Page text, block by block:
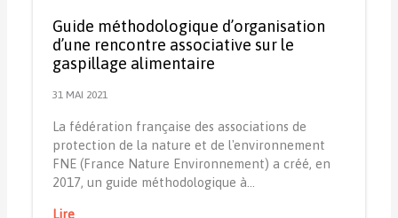
Guide méthodologique d’organisation
d’une rencontre associative sur le
gaspillage alimentaire
31 MAI 2021
La fédération française des associations de
protection de la nature et de l'environnement
FNE (France Nature Environnement) a créé, en
2017, un guide méthodologique à…
Lire